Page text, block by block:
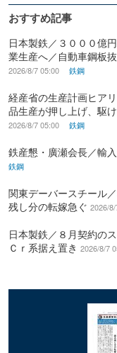
おすすめ記事
日本製鉄／３０００億
業生産へ／自動車鋼板
2026/8/7 05:00 鉄鋼
経産省の生産計画ヒア
品生産が押し上げ、駆
2026/8/7 05:00 鉄鋼
鉄産懇・廣瀬会長／輸
鉄鋼
関東デーバースチール
残し分の転嫁急ぐ 2026/
日本製鉄／８月契約の
Ｃｒ系据え置き 2026/8/7